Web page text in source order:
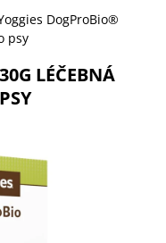
DogProBio®
psy
LÉČEBNÁ